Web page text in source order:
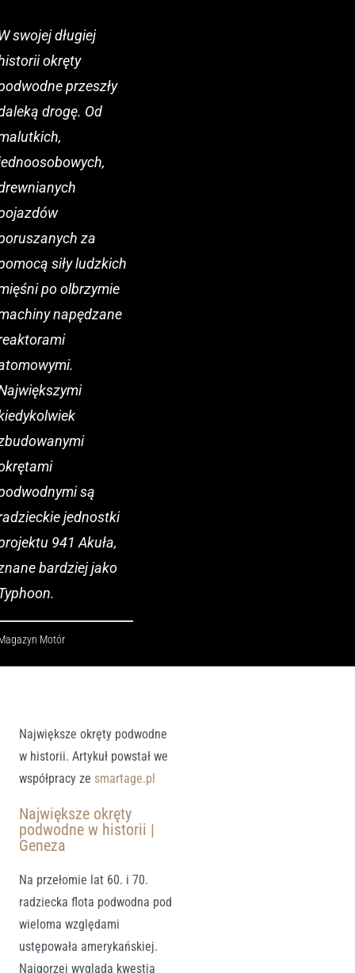
swojej długiej
okręty
przeszły
drogę. Od
za
siły ludzkich
po olbrzymie
napędzane
są
jednostki
941 Akuła,
bardziej jako
Motór
Największe okręty podwodne
w historii. Artykuł powstał we
współpracy ze smartage.pl
Największe okręty
podwodne w historii |
Geneza
Na przełomie lat 60. i 70.
radziecka flota podwodna pod
wieloma względami
ustępowała amerykańskiej.
Najgorzej wygląda kwestia